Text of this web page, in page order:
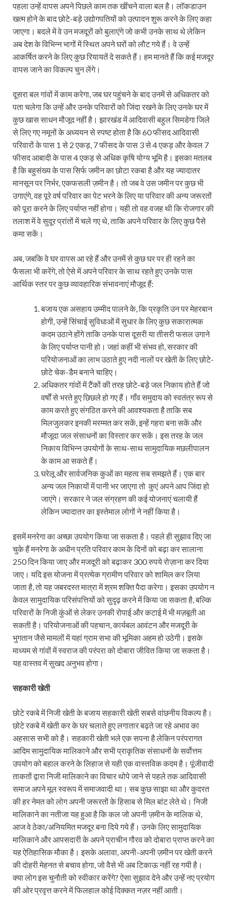
पहला उन्हें वापस अपने पिछले काम तक खींचने वाला बल है। लॉकडाउन
खत्म होने के बाद छोटे-बड़े उद्योगपतियों को उत्पादन शुरू करने के लिए कहा
जाएगा। बदले में वे उन मजदूरों को बुलाएंगे जो कभी उनके साथ थे लेकिन
अब देश के विभिन्न भागों में स्थित अपने घरों को लौट गये हैं। वे उन्हें
आकर्षित करने के लिए कुछ रियायतें दे सकते हैं। हम मानते हैं कि कई मजदूर
वापस जाने का विकल्प चुन लेंगे।
दूसरा बल गांवों में काम करेगा, जब घर पहुंचने के बाद उनमें से अधिकतर को
पता चलेगा कि उन्हें और उनके परिवारों को जिंदा रखने के लिए उनके घर में
कुछ खास साधन मौजूद नहीं है। झारखंड में आदिवासी बहुल सिमडेगा जिले
से लिए गए नमूनों के अध्ययन से स्पष्ट होता है कि 60 फीसद आदिवासी
परिवारों के पास 1 से 2 एकड़, 7 फीसद के पास 3 से 4 एकड़ और केवल 7
फीसद आबादी के पास 4 एकड़ से अधिक कृषि योग्य भूमि है। इसका मतलब
है कि बहुसंख्य के पास सिर्फ जमीन का छोटा रकबा है और यह ज्यादातर
मानसून पर निर्भर, एकफसली ज़मीन है। तो जब वे उस जमीन पर कुछ भी
उगाएंगे, वह पूरे वर्ष परिवार का पेट भरने के लिए या परिवार की अन्य जरूरतों
को पूरा करने के लिए पर्याप्त नहीं होगा। यही तो वह वजह थी कि रोजगार की
तलाश में वे सुदूर प्रांतों में चले गए थे, ताकि अपने परिवार के लिए कुछ पैसे
कमा सकें।
अब, जबकि वे घर वापस आ रहे हैं और उनमें से कुछ घर पर ही रहने का
फैसला भी करेंगे, तो ऐसे में अपने परिवार के साथ रहते हुए उनके पास
आर्थिक स्तर पर कुछ व्यावहारिक संभावनाएं मौजूद हैं:
बजाय एक असहाय उम्मीद पालने के, कि प्रकृति उन पर मेहरबान
होगी, उन्हें सिंचाई सुविधाओं में सुधार के लिए कुछ सकारात्मक
कदम उठाने होंगे ताकि उनके पास दूसरी या तीसरी फसल उगाने
के लिए पर्याप्त पानी हो। जहां कहीं भी संभव हो, सरकार की
परियोजनाओं का लाभ उठाते हुए नदी नालों पर खेती के लिए छोटे-
छोटे चेक-डैम बनाने चाहिए।
अधिकतर गांवों में टैंकों की तरह छोटे-बड़े जल निकाय होते हैं जो
वर्षों से भरते हुए छिछले हो गए हैं। गाँव समुदाय को स्वतंत्र रूप से
काम करते हुए संगठित करने की आवश्यकता है ताकि सब
मिलजुलकर इनकी मरम्मत कर सकें, इन्हें गहरा बना सकें और
मौजूदा जल संसाधनों का विस्तार कर सकें। इस तरह के जल
निकाय विभिन्न उपयोगों के साथ-साथ सामुदायिक मछलीपालन
के काम आ सकते हैं।
घरेलू और सार्वजनिक कुओं का महत्व सब समझते हैं। एक बार
अन्य जल निकायों में पानी भर जाएगा तो कुएं अपने आप जिंदा हो
जाएंगे। सरकार ने जल संग्रहण की कई योजनाएं चलायी हैं
लेकिन ज्यादातर का इस्तेमाल लोगों ने नहीं किया है।
इसमें मनरेगा का अच्छा उपयोग किया जा सकता है। पहले ही सुझाव दिए जा
चुके हैं मनरेगा के अधीन प्रति परिवार काम के दिनों को बढ़ा कर सालाना
250 दिन किया जाए और मजदूरी को बढ़ाकर 300 रुपये रोज़ाना कर दिया
जाए। यदि इस योजना में प्रत्येक ग्रामीण परिवार को शामिल कर लिया
जाता है, तो यह जबरदस्त मात्रा में श्रम शक्ति पैदा करेगा। इसका उपयोग न
केवल सामुदायिक परिसंपत्तियों को सुदृढ़ करने में किया जा सकता है, बल्कि
परिवारों के निजी कुंओं से लेकर उनकी रोपाई और कटाई में भी मज़बूती आ
सकती है। परियोजनाओं की पहचान, कार्यबल आवंटन और मजदूरी के
भुगतान जैसे मामलों में यहां ग्राम सभा की भूमिका अहम हो उठेगी। इसके
माध्यम से गांवों में स्वराज की परंपरा को दोबारा जीवित किया जा सकता है।
यह वास्तव में सुखद अनुभव होगा।
सहकारी खेती
छोटे रकबे में निजी खेती के बजाय सहकारी खेती सबसे वांछनीय विकल्प है।
छोटे रकबे में खेती कर के घर चलाते हुए लगातार बढ़ते जा रहे अभाव का
अहसास सभी को है। सहकारी खेती भले एक सपना है लेकिन परंपरागत
आदिम सामुदायिक मालिकाने और सभी प्राकृतिक संसाधनों के सर्वोत्तम
उपयोग को बहाल करने के लिहाज से यही एक वास्तविक कदम है। पूंजीवादी
ताकतों द्वारा निजी मालिकाने का विचार थोपे जाने से पहले तक आदिवासी
समाज अपने मूल स्वरूप में समाजवादी था। सब कुछ साझा था और कुदरत
की हर नेमत को लोग अपनी जरूरतों के हिसाब से मिल बांट लेते थे। निजी
मालिकाने का नतीजा यह हुआ है कि कल जो अपनी ज़मीन के मालिक थे,
आज वे ठेका/अनियमित मजदूर बना दिये गये हैं। उनके लिए सामुदायिक
मालिकाने और आपसदारी के अपने प्राचीन गौरव को दोबारा प्राप्त करने का
यह ऐतिहासिक मौका है। इसके अलावा, अपनी-अपनी ज़मीन पर खेती करने
की दोहरी मेहनत से बचाव होगा, जो वैसे भी अब टिकाऊ नहीं रह गयी है।
क्या लोग इस चुनौती को स्वीकार करेंगे? ऐसा सुझाव देने और उन्हें नए प्रयोग
की ओर प्रवृत्त करने में फिलहाल कोई दिक्कत नज़र नहीं आती।